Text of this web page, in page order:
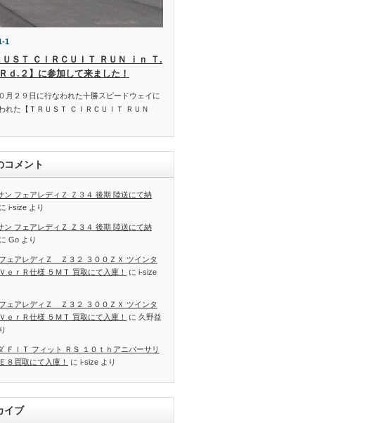
1
ＵＳＴ ＣＩＲＣＵＩＴ ＲＵＮ ｉｎ Ｔ.
ｄ.２】に参加して来ました！
月２９日に行なわれた十勝スピードウェイに
れた【ＴＲＵＳＴ ＣＩＲＣＵＩＴ ＲＵＮ
コメント
ン フェアレディＺ Ｚ３４ 後期 陸送にて納
に i-size より
ン フェアレディＺ Ｚ３４ 後期 陸送にて納
に Go より
ェアレディＺ Ｚ３２ ３００ＺＸ ツインタ
ｅｒＲ仕様 ５ＭＴ 買取にて入庫！
に i-size
ェアレディＺ Ｚ３２ ３００ＺＸ ツインタ
ｅｒＲ仕様 ５ＭＴ 買取にて入庫！
に 久野益
ＦＩＴ フィット ＲＳ １０ｔｈアニバーサリ
８買取にて入庫！
に i-size より
イブ